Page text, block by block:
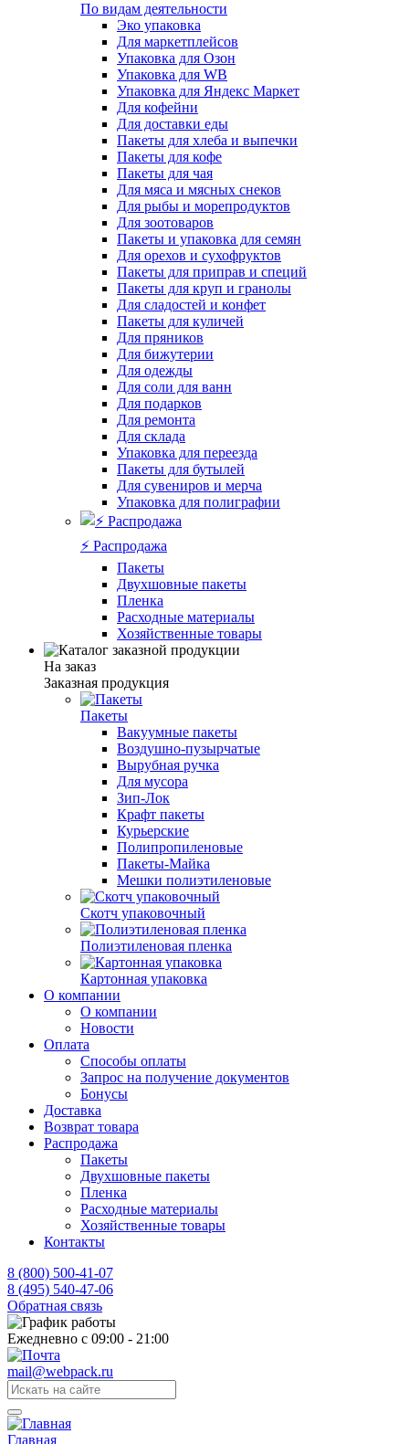
По видам деятельности
Эко упаковка
Для маркетплейсов
Упаковка для Озон
Упаковка для WB
Упаковка для Яндекс Маркет
Для кофейни
Для доставки еды
Пакеты для хлеба и выпечки
Пакеты для кофе
Пакеты для чая
Для мяса и мясных снеков
Для рыбы и морепродуктов
Для зоотоваров
Пакеты и упаковка для семян
Для орехов и сухофруктов
Пакеты для приправ и специй
Пакеты для круп и гранолы
Для сладостей и конфет
Пакеты для куличей
Для пряников
Для бижутерии
Для одежды
Для соли для ванн
Для подарков
Для ремонта
Для склада
Упаковка для переезда
Пакеты для бутылей
Для сувениров и мерча
Упаковка для полиграфии
⚡️ Распродажа
Пакеты
Двухшовные пакеты
Пленка
Расходные материалы
Хозяйственные товары
На заказ
Заказная продукция
Пакеты
Вакуумные пакеты
Воздушно-пузырчатые
Вырубная ручка
Для мусора
Зип-Лок
Крафт пакеты
Курьерские
Полипропиленовые
Пакеты-Майка
Мешки полиэтиленовые
Скотч упаковочный
Полиэтиленовая пленка
Картонная упаковка
О компании
О компании
Новости
Оплата
Способы оплаты
Запрос на получение документов
Бонусы
Доставка
Возврат товара
Распродажа
Пакеты
Двухшовные пакеты
Пленка
Расходные материалы
Хозяйственные товары
Контакты
8 (800) 500-41-07
8 (495) 540-47-06
Обратная связь
Ежедневно с 09:00 - 21:00
mail@webpack.ru
Главная